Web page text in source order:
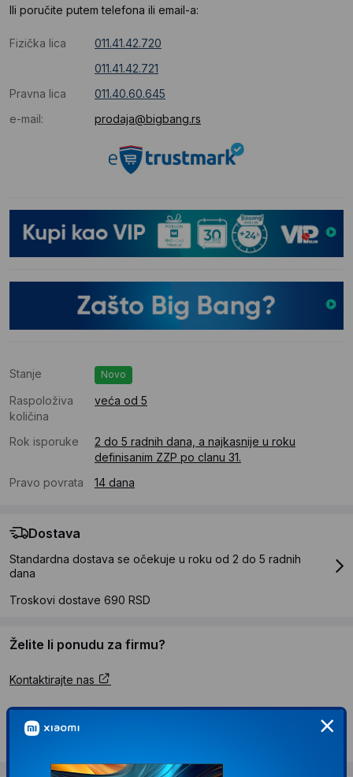
Ili poručite putem telefona ili email-a:
Fizička lica
011.41.42.720
011.41.42.721
Pravna lica
011.40.60.645
e-mail:
prodaja@bigbang.rs
Stanje Novo
Raspoloživa
količina
veća od 5
Rok isporuke
2 do 5 radnih dana, a najkasnije u roku
definisanim ZZP po clanu 31.
Pravo povrata
14 dana
Dostava
Standardna dostava se očekuje u roku od 2 do 5 radnih
dana
Troskovi dostave 690 RSD
Želite li ponudu za firmu?
Kontaktirajte nas
Opis proizvoda MAKAO Ležaljka metalna
200x67x44 cm siva TT 710030